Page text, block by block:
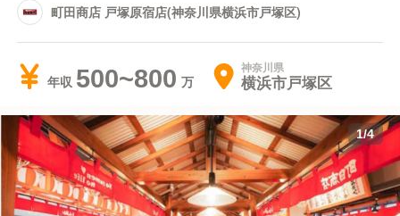
町田商店 戸塚原宿店(神奈川県横浜市戸塚区)
年収 500~800 神奈川県
横浜市戸塚区
1/4